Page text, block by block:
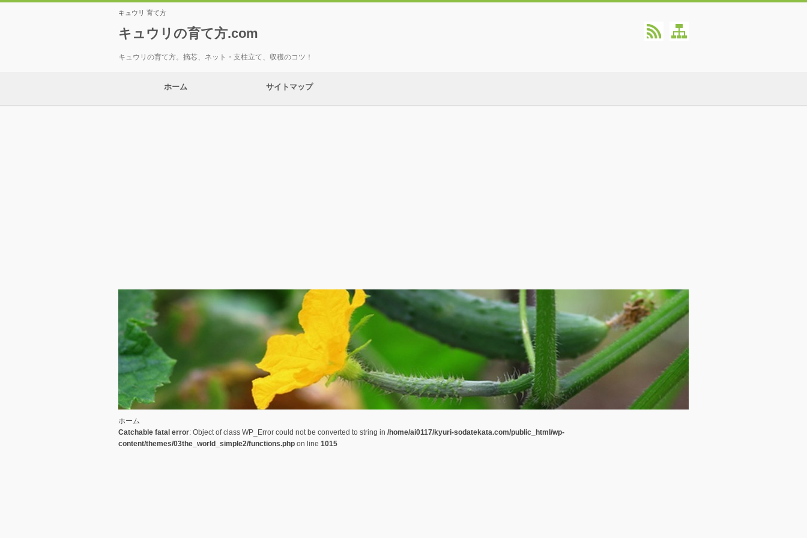
キュウリ 育て方
キュウリの育て方.com
キュウリの育て方。摘芯、ネット・支柱立て、収穫のコツ！
ホーム サイトマップ
ホーム
Catchable fatal error: Object of class WP_Error could not be converted to string in /home/ai0117/kyuri-sodatekata.com/public_html/wp-
content/themes/03the_world_simple2/functions.php on line 1015